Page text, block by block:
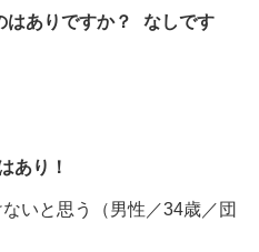
はありですか？ なしです
あり！
いと思う（男性／34歳／団